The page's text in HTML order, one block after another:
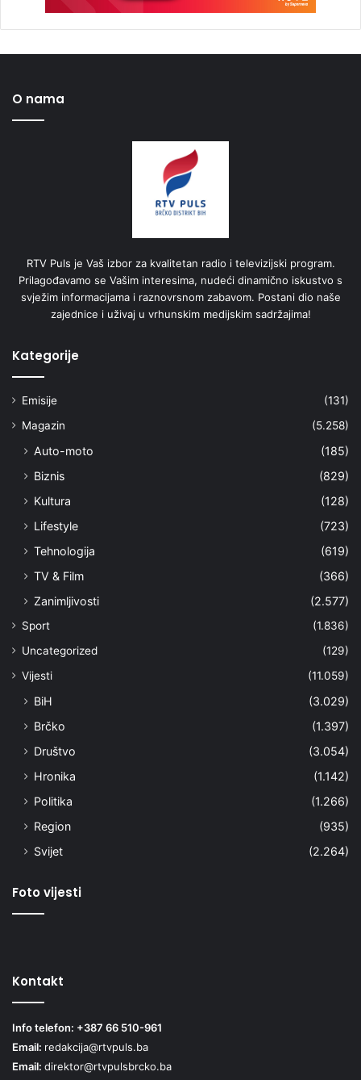
O nama
RTV Puls je Vaš izbor za kvalitetan radio i televizijski program.
Prilagođavamo se Vašim interesima, nudeći dinamično iskustvo s
svježim informacijama i raznovrsnom zabavom. Postani dio naše
zajednice i uživaj u vrhunskim medijskim sadržajima!
Kategorije
Emisije
(131)
Magazin
(5.258)
Auto-moto
(185)
Biznis
(829)
Kultura
(128)
Lifestyle
(723)
Tehnologija
(619)
TV & Film
(366)
Zanimljivosti
(2.577)
Sport
(1.836)
Uncategorized
(129)
Vijesti
(11.059)
BiH
(3.029)
Brčko
(1.397)
Društvo
(3.054)
Hronika
(1.142)
Politika
(1.266)
Region
(935)
Svijet
(2.264)
Foto vijesti
Kontakt
Info telefon: +387 66 510-961
Email: redakcija@rtvpuls.ba
Email: direktor@rtvpulsbrcko.ba